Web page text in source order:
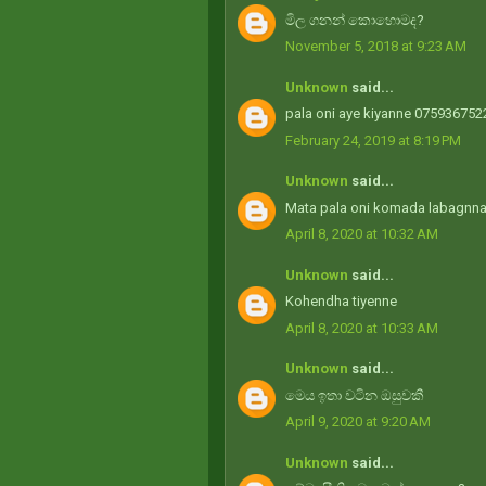
මිල ගනන් කොහොමද?
November 5, 2018 at 9:23 AM
Unknown said...
pala oni aye kiyanne
February 24, 2019 at 8:19 PM
Unknown said...
Mata pala oni komada
April 8, 2020 at 10:32 AM
Unknown said...
Kohendha tiyenne
April 8, 2020 at 10:33 AM
Unknown said...
මෙය ඉතා වටින ඔසුවකී
April 9, 2020 at 9:20 AM
Unknown said...